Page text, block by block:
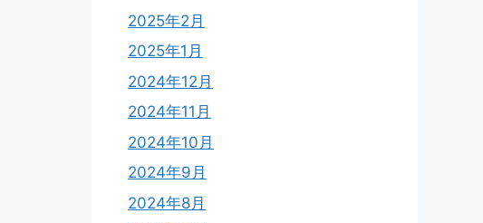
2025年2月
2025年1月
2024年12月
2024年11月
2024年10月
2024年9月
2024年8月